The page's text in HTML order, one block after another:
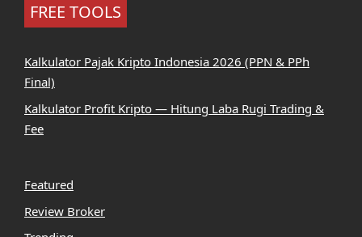
FREE TOOLS
Kalkulator Pajak Kripto Indonesia 2026 (PPN & PPh
Final)
Kalkulator Profit Kripto — Hitung Laba Rugi Trading &
Fee
Featured
Review Broker